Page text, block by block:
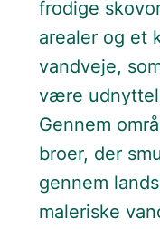
frodige
arealer og et
vandveje,
være
Gennem
broer, der
gennem
maleriske